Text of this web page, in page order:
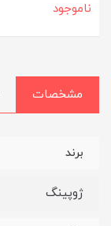
ناموجود
مشخصات
برند
ژوپینگ